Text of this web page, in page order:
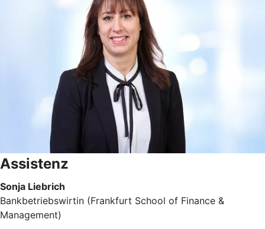
Assistenz
Sonja Liebrich
Bankbetriebswirtin (Frankfurt School of Finance &
Management)